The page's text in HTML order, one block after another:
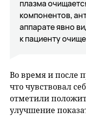
плазма
компонентов,
аппарате явно
к пациенту
Во время и после
что чувствовал
отметили
улучшение